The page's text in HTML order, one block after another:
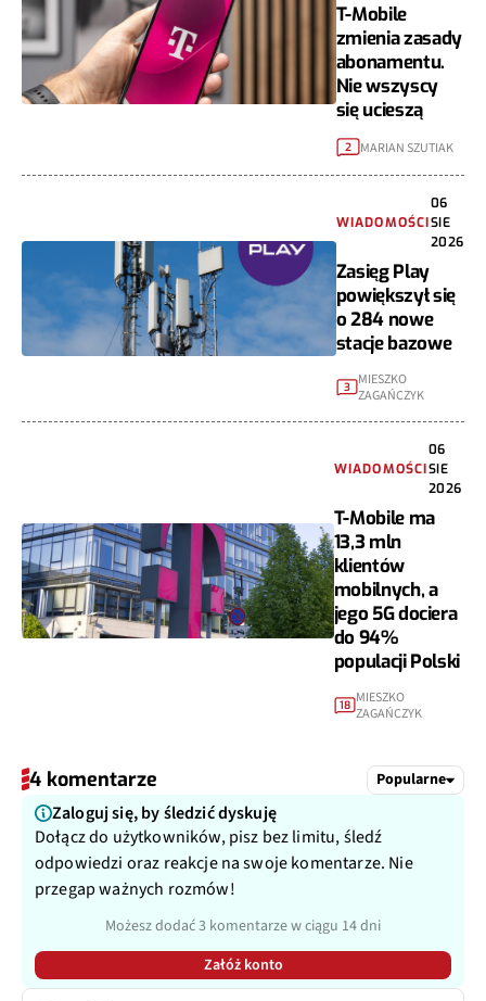
T-Mobile
zmienia zasady
abonamentu.
Nie wszyscy
się ucieszą
2 MARIAN SZUTIAK
WIADOMOŚCI
06
SIE
2026
Zasięg Play
powiększył się
o 284 nowe
stacje bazowe
3 MIESZKO
ZAGAŃCZYK
WIADOMOŚCI
06
SIE
2026
T-Mobile ma
13,3 mln
klientów
mobilnych, a
jego 5G dociera
do 94%
populacji Polski
18 MIESZKO
ZAGAŃCZYK
4 komentarze Popularne
Zaloguj się, by śledzić dyskuję
Dołącz do użytkowników, pisz bez limitu, śledź
odpowiedzi oraz reakcje na swoje komentarze. Nie
przegap ważnych rozmów!
Możesz dodać 3 komentarze w ciągu 14 dni
Załóż konto